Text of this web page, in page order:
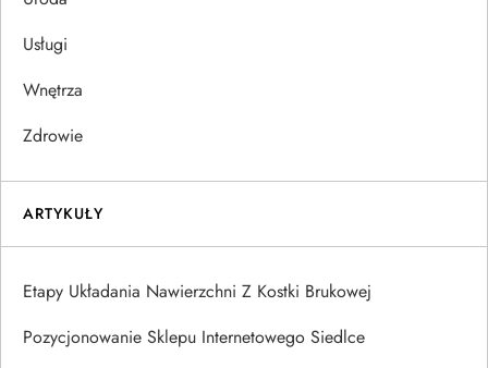
Usługi
Wnętrza
Zdrowie
ARTYKUŁY
Etapy Układania Nawierzchni Z Kostki Brukowej
Pozycjonowanie Sklepu Internetowego Siedlce